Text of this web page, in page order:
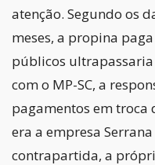
atenção. Segundo os
meses, a propina
públicos ultrapassaria
com o MP-SC, a
pagamentos em troca
era a empresa
contrapartida, a